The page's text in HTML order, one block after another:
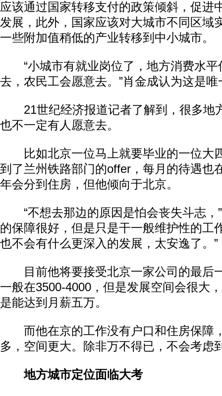
应该通过国家转移支付的政策倾斜，促进
发展，此外，国家应该对大城市不同区域
一些附加值稍低的产业转移到中小城市。
“小城市有就业岗位了，地方消费水平
去，农民工会愿意去。”肖金成认为这是
21世纪经济报道记者了解到，很多地
也不一定有人愿意去。
比如北京一位马上就要毕业的一位大
到了兰州铁路部门的offer，每月的待遇也
年会分到住房，但他倾向于北京。
“不想去那边的原因是怕会丧失斗志，”
的保障很好，但是只是干一般维护性的工
也不会有什么更深入的发展，太安逸了。”
目前他将要接受北京一家公司的最后
一般在3500-4000，但是发展空间会很大
是能达到月薪五万。
而他在京的工作没有户口和住房保障
多，空间更大。除非万不得已，不会考虑
地方城市定位面临大考